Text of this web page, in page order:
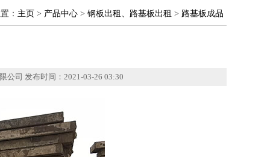
： 主页 > 产品中心> 钢板出租、路基板出租 > 路基板成品
公司 发布时间：2021-03-26 03:30